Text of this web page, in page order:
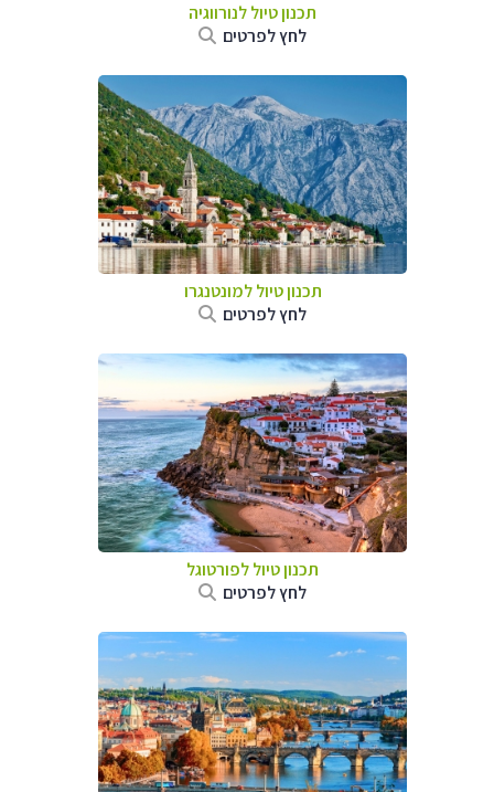
תכנון טיול לנורווגיה
לחץ לפרטים
תכנון טיול למונטנגרו
לחץ לפרטים
תכנון טיול לפורטוגל
לחץ לפרטים